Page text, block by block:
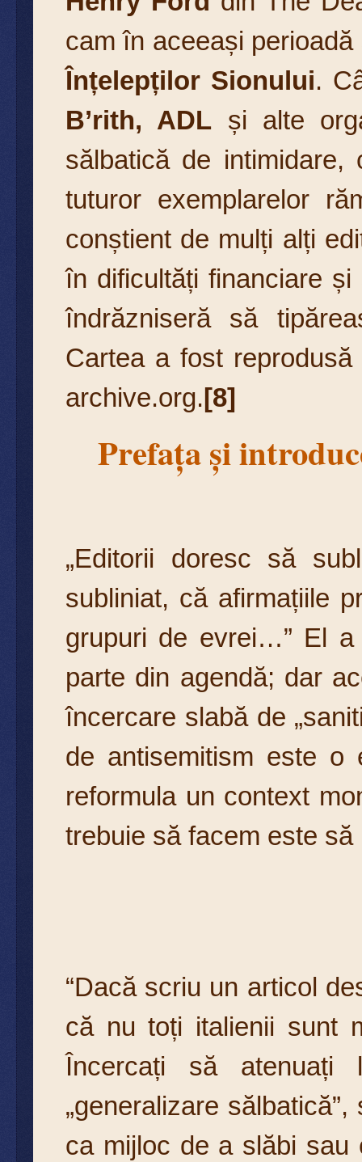
cam în aceeași
Înțelepților Sionului.
B’rith, ADL și alte
sălbatică de
tuturor exemplarelor
conștient de mulți alți
în dificultăți financiare
îndrăzniseră să
Cartea a fost
archive.org.[8]
Prefața și
„Editorii doresc să
subliniat, că afirmațiile
grupuri de evrei…” El
parte din agendă; dar
încercare slabă de
de antisemitism este o
reformula un context
trebuie să facem este să
“Dacă scriu un articol
că nu toți italienii sunt
Încercați să
„generalizare
ca mijloc de a slăbi sau